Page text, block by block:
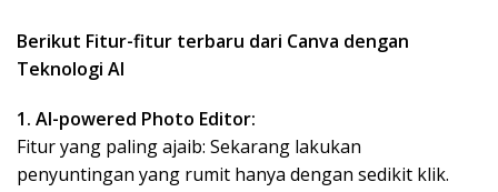
Berikut Fitur-fitur terbaru dari Canva dengan
Teknologi AI
1. AI-powered Photo Editor:
Fitur yang paling ajaib: Sekarang lakukan
penyuntingan yang rumit hanya dengan sedikit klik.